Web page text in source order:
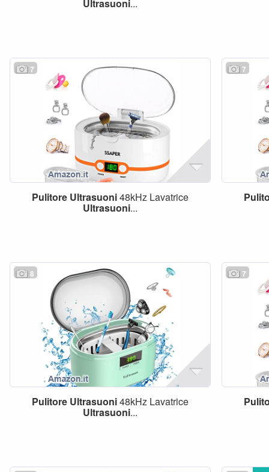
Ultrasuoni...
7
Pulitore Ultrasuoni48kHz Lavatrice
Ultrasuoni...
7
8
Pulitore Ultrasuoni48kHz Lavatrice
Ultrasuoni...
7